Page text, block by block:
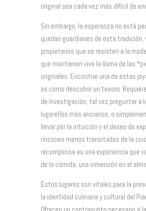
original sea cada vez más difícil de
Sin embargo, la esperanza no está
quedan guardianes de esta tradición,
propietarios que se resisten a la
que mantienen viva la llama de las
originales. Encontrar una de estas
es como descubrir un tesoro.
de investigación, tal vez preguntar a
lugareños más ancianos, o
llevar por la intuición y el deseo de
rincones menos transitados de la
recompensa es una experiencia que
de la comida, una inmersión en el
Estos lugares son vitales para la
la identidad culinaria y cultural del